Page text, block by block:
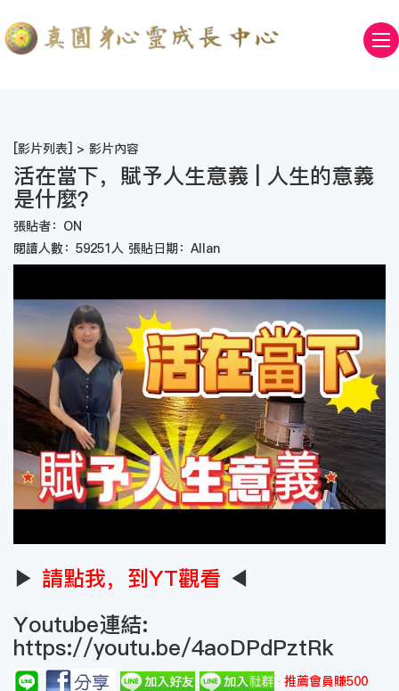
[影片列表] > 影片內容
活在當下，賦予人生意義 | 人生的意義
是什麼？
張貼者：ON
閱讀人數：59251人 張貼日期：Allan
▶ 請點我，到YT觀看 ◀
Youtube連結:
https://youtu.be/4aoDPdPztRk
推薦會員賺500